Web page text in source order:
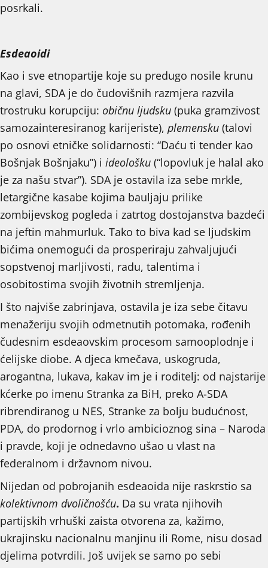
posrkali.
Esdeaoidi
Kao i sve etnopartije koje su predugo nosile krunu
na glavi, SDA je do čudovišnih razmjera razvila
trostruku korupciju: običnu ljudsku (puka gramzivost
samozainteresiranog karijeriste), plemensku (talovi
po osnovi etničke solidarnosti: “Daću ti tender kao
Bošnjak Bošnjaku”) i ideološku (“lopovluk je halal ako
je za našu stvar”). SDA je ostavila iza sebe mrkle,
letargične kasabe kojima bauljaju prilike
zombijevskog pogleda i zatrtog dostojanstva bazdeći
na jeftin mahmurluk. Tako to biva kad se ljudskim
bićima onemogući da prosperiraju zahvaljujući
sopstvenoj marljivosti, radu, talentima i
osobitostima svojih životnih stremljenja.
I što najviše zabrinjava, ostavila je iza sebe čitavu
menažeriju svojih odmetnutih potomaka, rođenih
čudesnim esdeaovskim procesom samooplodnje i
ćelijske diobe. A djeca kmečava, uskogruda,
arogantna, lukava, kakav im je i roditelj: od najstarije
kćerke po imenu Stranka za BiH, preko A-SDA
ribrendiranog u NES, Stranke za bolju budućnost,
PDA, do prodornog i vrlo ambicioznog sina – Naroda
i pravde, koji je odnedavno ušao u vlast na
federalnom i državnom nivou.
Nijedan od pobrojanih esdeaoida nije raskrstio sa
kolektivnom dvoličnošću. Da su vrata njihovih
partijskih vrhuški zaista otvorena za, kažimo,
ukrajinsku nacionalnu manjinu ili Rome, nisu dosad
djelima potvrdili. Još uvijek se samo po sebi